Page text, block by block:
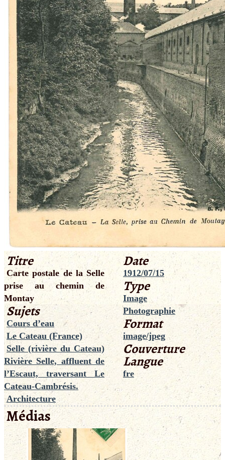
Titre
Carte postale de la Selle
prise au chemin de
Montay
Sujets
Cours d’eau
Le Cateau (France)
Selle (rivière du Cateau)
Rivière Selle, affluent de
l’Escaut, traversant Le
Cateau-Cambrésis.
Architecture
Date
1912/07/15
Type
Image
Photographie
Format
image/jpeg
Couverture
Langue
fre
Médias